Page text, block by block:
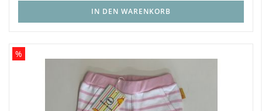
IN DEN WARENKORB
%